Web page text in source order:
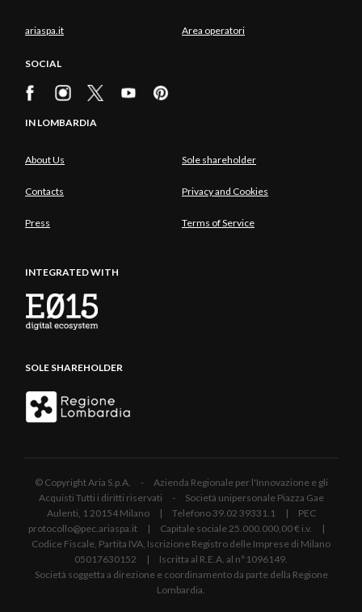
ariaspa.it Area operatori
SOCIAL
IN LOMBARDIA
About Us Sole shareholder
Contacts Privacy and Cookies
Press Terms of Service
INTEGRATED WITH
SOLE SHAREHOLDER
© Copyright Aria S.p.A. - Azienda Regionale per l'Innovazione e gli
Acquisti Tutti i diritti riservati - Società unipersonale Piazza Gae
Aulenti, 1 20154 Milano | Telefono 39.02 39331.1 | PEC
protocollo@pec.ariaspa.it | Capitale sociale 25.000.000,00 € i.v. |
Codice Fiscale, Partita IVA, Iscrizione Registro delle Imprese di Milano
05017630152 | Iscritta al R.E.A. al n°1096149.
Società soggetta a direzione e coordinamento da parte della Regione
Lombardia.